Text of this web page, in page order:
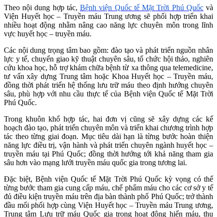
Theo nội dung hợp tác,Bệnh viện Quốc tế Mặt Trời Phú Quốcvà
Viện Huyết học – Truyền máu Trung ương sẽ phối hợp triển khai
nhiều hoạt động nhằm nâng cao năng lực chuyên môn trong lĩnh
vực huyết học – truyền máu.
Các nội dung trọng tâm bao gồm: đào tạo và phát triển nguồn nhân
lực y tế, chuyển giao kỹ thuật chuyên sâu, tổ chức hội thảo, nghiên
cứu khoa học, hỗ trợ khám chữa bệnh từ xa thông qua telemedicine,
tư vấn xây dựng Trung tâm hoặc Khoa Huyết học – Truyền máu,
đồng thời phát triển hệ thống lưu trữ máu theo định hướng chuyên
sâu, phù hợp với nhu cầu thực tế của Bệnh viện Quốc tế Mặt Trời
Phú Quốc.
Trong khuôn khổ hợp tác, hai đơn vị cũng sẽ xây dựng các kế
hoạch đào tạo, phát triển chuyên môn và triển khai chương trình hợp
tác theo từng giai đoạn. Mục tiêu dài hạn là từng bước hoàn thiện
năng lực điều trị, vận hành và phát triển chuyên ngành huyết học –
truyền máu tại Phú Quốc; đồng thời hướng tới khả năng tham gia
sâu hơn vào mạng lưới truyền máu quốc gia trong tương lai.
Đặc biệt, Bệnh viện Quốc tế Mặt Trời Phú Quốc kỳ vọng có thể
từng bước tham gia cung cấp máu, chế phẩm máu cho các cơ sở y tế
đủ điều kiện truyền máu trên địa bàn thành phố Phú Quốc; trở thành
đầu mối phối hợp cùng Viện Huyết học – Truyền máu Trung ương,
Trung tâm Lưu trữ máu Quốc gia trong hoạt động hiến máu, thu